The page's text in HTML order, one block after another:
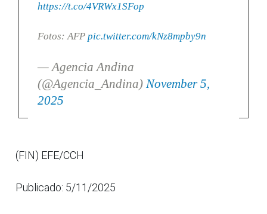
https://t.co/4VRWx1SFop
Fotos: AFP pic.twitter.com/kNz8mpby9n
— Agencia Andina
(@Agencia_Andina) November 5,
2025
(FIN) EFE/CCH
Publicado: 5/11/2025